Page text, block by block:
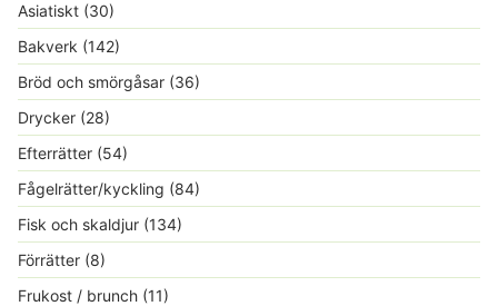
Asiatiskt (30)
Bakverk (142)
Bröd och smörgåsar (36)
Drycker (28)
Efterrätter (54)
Fågelrätter/kyckling (84)
Fisk och skaldjur (134)
Förrätter (8)
Frukost / brunch (11)